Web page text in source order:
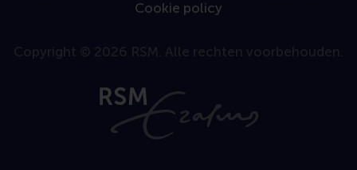
Cookie policy